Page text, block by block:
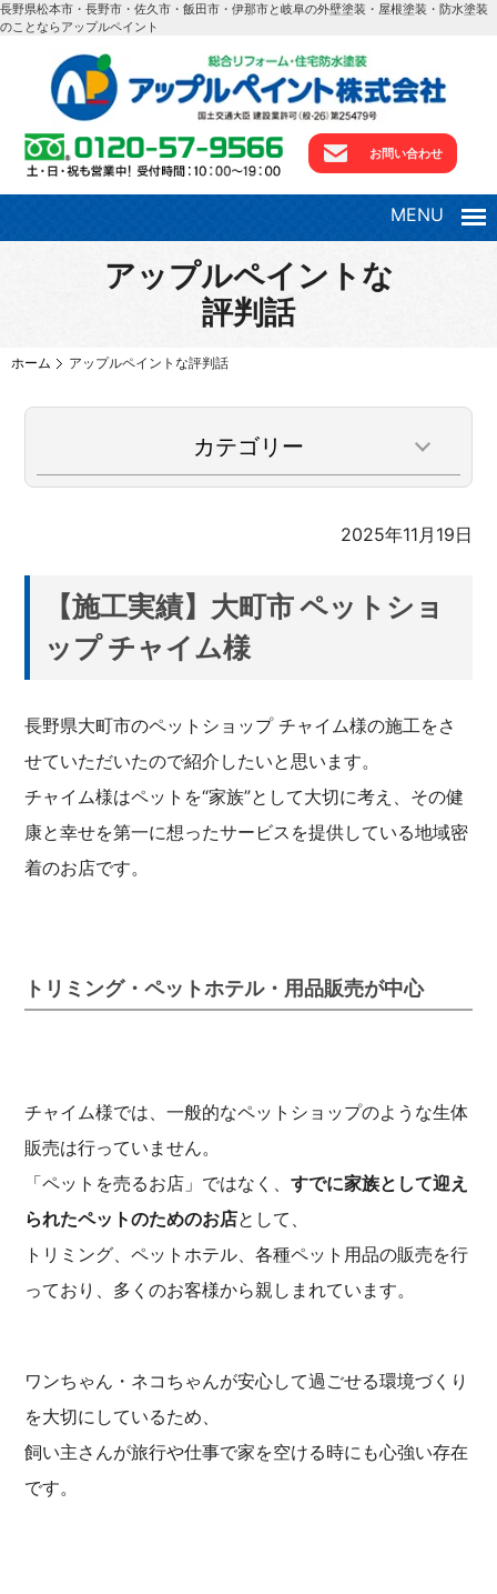
長野県松本市・長野市・佐久市・飯田市・伊那市と岐阜の外壁塗装・屋根塗装・防水塗装
のことならアップルペイント
お問い合わせ
MENU
アップルペイントな
評判話
ホーム アップルペイントな評判話
カテゴリー
2025年11月19日
【施工実績】大町市 ペットショ
ップ チャイム様
長野県大町市のペットショップ チャイム様の施工をさ
せていただいたので紹介したいと思います。
チャイム様はペットを“家族”として大切に考え、その健
康と幸せを第一に想ったサービスを提供している地域密
着のお店です。
トリミング・ペットホテル・用品販売が中心
チャイム様では、一般的なペットショップのような生体
販売は行っていません。
「ペットを売るお店」ではなく、すでに家族として迎え
られたペットのためのお店として、
トリミング、ペットホテル、各種ペット用品の販売を行
っており、多くのお客様から親しまれています。
ワンちゃん・ネコちゃんが安心して過ごせる環境づくり
を大切にしているため、
飼い主さんが旅行や仕事で家を空ける時にも心強い存在
です。